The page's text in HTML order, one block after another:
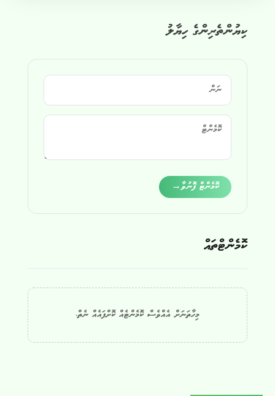
ކިޔުންތެރިންގެ ހިޔާލު
ކޮމެންޓް ފޮނުވާ→
ކޮމެންޓްތައް
މިހާތަނަށް އެއްވެސް ކޮމެންޓެއް ކޮށްފައެއް ނެތް.